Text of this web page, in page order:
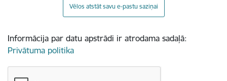
Vēlos atstāt savu e-pastu saziņai
Informācija par datu apstrādi ir atrodama sadaļā:
Privātuma politika